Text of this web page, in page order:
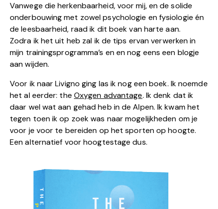
Vanwege die herkenbaarheid, voor mij, en de solide
onderbouwing met zowel psychologie en fysiologie én
de leesbaarheid, raad ik dit boek van harte aan.
Zodra ik het uit heb zal ik de tips ervan verwerken in
mijn trainingsprogramma’s en en nog eens een blogje
aan wijden.
Voor ik naar Livigno ging las ik nog een boek. Ik noemde
het al eerder: the Oxygen advantage. Ik denk dat ik
daar wel wat aan gehad heb in de Alpen. Ik kwam het
tegen toen ik op zoek was naar mogelijkheden om je
voor je voor te bereiden op het sporten op hoogte.
Een alternatief voor hoogtestage dus.